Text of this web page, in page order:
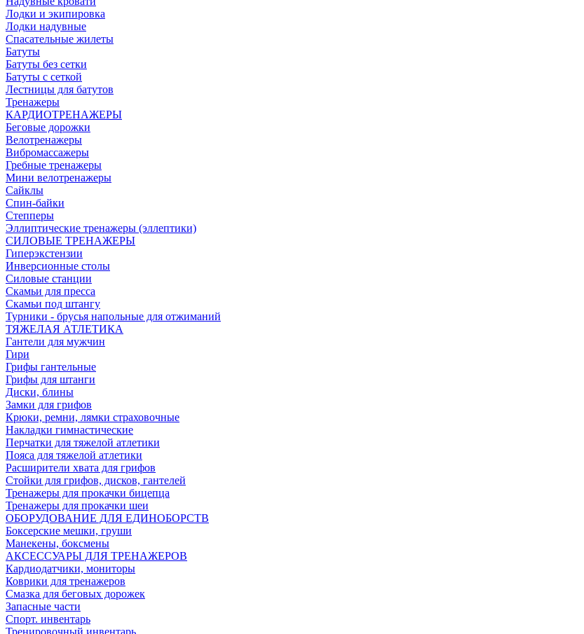
Лодки и экипировка
Лодки надувные
Спасательные жилеты
Батуты
Батуты без сетки
Батуты с сеткой
Лестницы для батутов
Тренажеры
КАРДИОТРЕНАЖЕРЫ
Беговые дорожки
Велотренажеры
Вибромассажеры
Гребные тренажеры
Мини велотренажеры
Сайклы
Спин-байки
Степперы
Эллиптические тренажеры (эллептики)
СИЛОВЫЕ ТРЕНАЖЕРЫ
Гиперэкстензии
Инверсионные столы
Силовые станции
Скамьи для пресса
Скамьи под штангу
Турники - брусья напольные для отжиманий
ТЯЖЕЛАЯ АТЛЕТИКА
Гантели для мужчин
Гири
Грифы гантельные
Грифы для штанги
Диски, блины
Замки для грифов
Крюки, ремни, лямки страховочные
Накладки гимнастические
Перчатки для тяжелой атлетики
Пояса для тяжелой атлетики
Расширители хвата для грифов
Стойки для грифов, дисков, гантелей
Тренажеры для прокачки бицепца
Тренажеры для прокачки шеи
ОБОРУДОВАНИЕ ДЛЯ ЕДИНОБОРСТВ
Боксерские мешки, груши
Манекены, боксмены
АКСЕССУАРЫ ДЛЯ ТРЕНАЖЕРОВ
Кардиодатчики, мониторы
Коврики для тренажеров
Смазка для беговых дорожек
Запасные части
Спорт. инвентарь
Тренировочный инвентарь